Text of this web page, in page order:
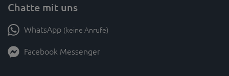
Chatte mit uns
WhatsApp (keine Anrufe)
Facebook Messenger